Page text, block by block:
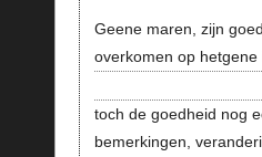
Geene maren, zijn
overkomen op
toch de goedheid nog
bemerkingen,